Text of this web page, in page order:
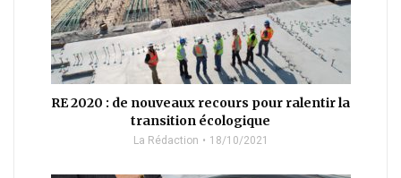
RE 2020 : de nouveaux recours pour ralentir la
transition écologique
La Rédaction 18/10/2021